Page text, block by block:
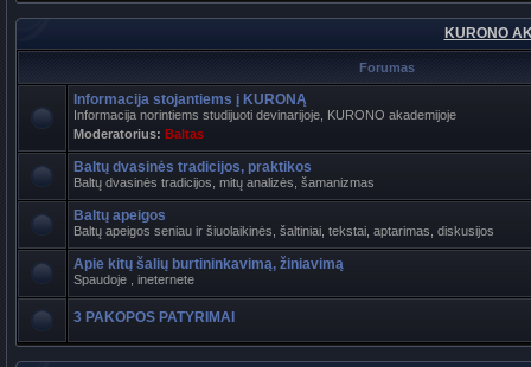
KURONO
Forumas
Informacija stojantiems į KURONĄ
Informacija norintiems studijuoti devinarijoje, KURONO akademijoje
Moderatorius: Baltas
Baltų dvasinės tradicijos, praktikos
Baltų dvasinės tradicijos, mitų analizės, šamanizmas
Baltų apeigos
Baltų apeigos seniau ir šiuolaikinės, šaltiniai, tekstai, aptarimas, diskusijos
Apie kitų šalių burtininkavimą, žiniavimą
Spaudoje , ineternete
3 PAKOPOS PATYRIMAI